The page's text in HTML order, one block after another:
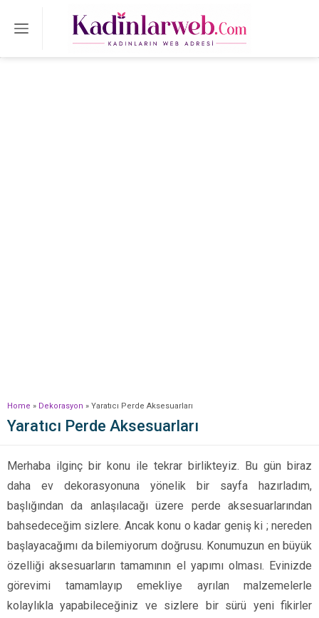
Home » Dekorasyon » Yaratıcı Perde Aksesuarları
Yaratıcı Perde Aksesuarları
Merhaba ilginç bir konu ile tekrar birlikteyiz. Bu gün biraz
daha ev dekorasyonuna yönelik bir sayfa hazırladım,
başlığından da anlaşılacağı üzere perde aksesuarlarından
bahsedeceğim sizlere. Ancak konu o kadar geniş ki ; nereden
başlayacağımı da bilemiyorum doğrusu. Konumuzun en büyük
özelliği aksesuarların tamamının el yapımı olması. Evinizde
görevimi tamamlayıp emekliye ayrılan malzemelerle
kolaylıkla yapabileceğiniz ve sizlere bir sürü yeni fikirler